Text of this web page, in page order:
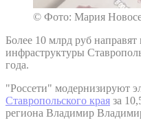
© Фото: Мария
Более 10 млрд руб
инфраструктуры
года.
"Россети" модернизируют
Ставропольского края за
региона Владимир